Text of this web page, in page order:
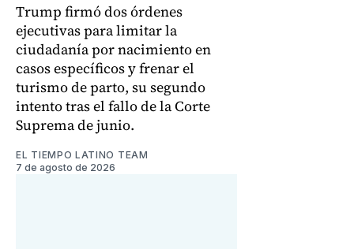
Trump firmó dos órdenes
ejecutivas para limitar la
ciudadanía por nacimiento en
casos específicos y frenar el
turismo de parto, su segundo
intento tras el fallo de la Corte
Suprema de junio.
EL TIEMPO LATINO TEAM
7 de agosto de 2026